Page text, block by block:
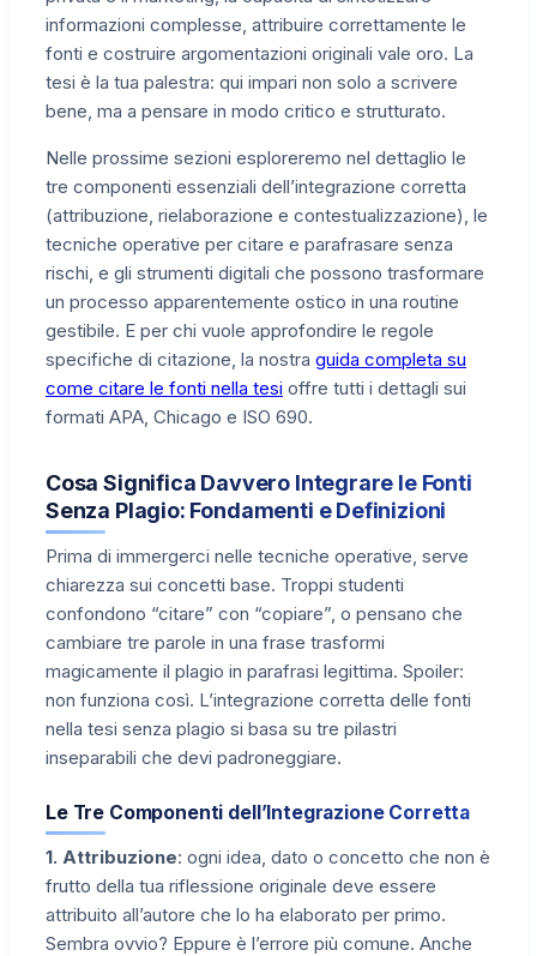
informazioni complesse, attribuire correttamente le
fonti e costruire argomentazioni originali vale oro. La
tesi è la tua palestra: qui impari non solo a scrivere
bene, ma a pensare in modo critico e strutturato.
Nelle prossime sezioni esploreremo nel dettaglio le
tre componenti essenziali dell’integrazione corretta
(attribuzione, rielaborazione e contestualizzazione), le
tecniche operative per citare e parafrasare senza
rischi, e gli strumenti digitali che possono trasformare
un processo apparentemente ostico in una routine
gestibile. E per chi vuole approfondire le regole
specifiche di citazione, la nostra guida completa su
come citare le fonti nella tesi offre tutti i dettagli sui
formati APA, Chicago e ISO 690.
Cosa Significa Davvero Integrare le Fonti
Senza Plagio: Fondamenti e Definizioni
Prima di immergerci nelle tecniche operative, serve
chiarezza sui concetti base. Troppi studenti
confondono “citare” con “copiare”, o pensano che
cambiare tre parole in una frase trasformi
magicamente il plagio in parafrasi legittima. Spoiler:
non funziona così. L’integrazione corretta delle fonti
nella tesi senza plagio si basa su tre pilastri
inseparabili che devi padroneggiare.
Le Tre Componenti dell’Integrazione Corretta
1. Attribuzione: ogni idea, dato o concetto che non è
frutto della tua riflessione originale deve essere
attribuito all’autore che lo ha elaborato per primo.
Sembra ovvio? Eppure è l’errore più comune. Anche